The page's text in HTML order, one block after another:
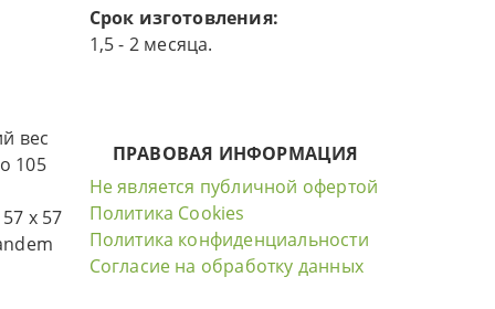
вес
105
х 57
Срок изготовления:
1,5 - 2 месяца.
ПРАВОВАЯ ИНФОРМАЦИЯ
Не является публичной офертой
Политика Cookies
Политика конфиденциальности
Согласие на обработку данных